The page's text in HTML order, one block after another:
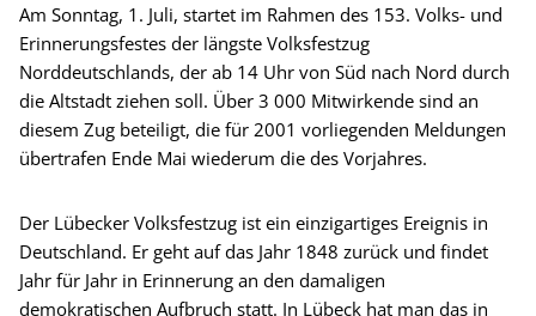
Am Sonntag, 1. Juli, startet im Rahmen des 153. Volks- und
Erinnerungsfestes der längste Volksfestzug
Norddeutschlands, der ab 14 Uhr von Süd nach Nord durch
die Altstadt ziehen soll. Über 3 000 Mitwirkende sind an
diesem Zug beteiligt, die für 2001 vorliegenden Meldungen
übertrafen Ende Mai wiederum die des Vorjahres.
Der Lübecker Volksfestzug ist ein einzigartiges Ereignis in
Deutschland. Er geht auf das Jahr 1848 zurück und findet
Jahr für Jahr in Erinnerung an den damaligen
demokratischen Aufbruch statt. In Lübeck hat man das in